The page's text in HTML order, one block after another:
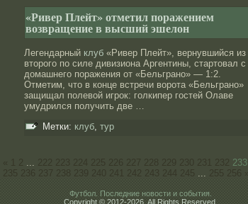
«Ривер Плейт» отметил поражением
возвращение в высший эшелон
Легендарный клуб «Ривер Плейт», вернувшийся из
второго по силе дивизиона Аргентины, стартовал с
домашнего поражения от «Бельграно» — 1:2.
Отметим, что в конце встречи ворота «Бельграно»
защищал полевой игрок: голкипер гостей Олаве
умудрился получить две …
Метки: клуб, тур
... 233
...
Футбол. Последние новости и события.
Copyright © 2012-2026. All Rights Reserved.